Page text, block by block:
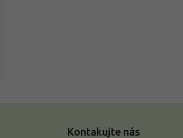
Kontakujte nás